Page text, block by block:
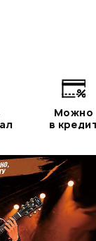
Можно
в